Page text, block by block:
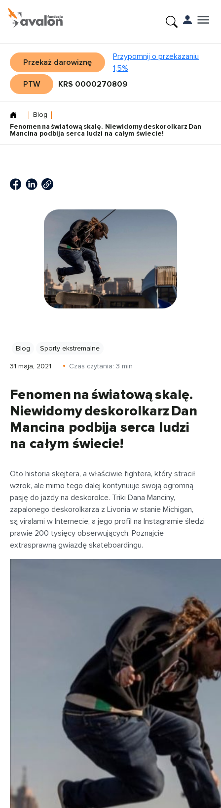
Przekaż darowiznę
Przypomnij o przekazaniu
1,5%
PTW
KRS 0000270809
Blog
Fenomen na światową skalę. Niewidomy deskorolkarz Dan
Mancina podbija serca ludzi na całym świecie!
Blog Sporty ekstremalne
31 maja, 2021 Czas czytania: 3 min
Fenomen na światową skalę.
Niewidomy deskorolkarz Dan
Mancina podbija serca ludzi
na całym świecie!
Oto historia skejtera, a właściwie fightera, który stracił
wzrok, ale mimo tego dalej kontynuuje swoją ogromną
pasję do jazdy na deskorolce. Triki Dana Manciny,
zapalonego deskorolkarza z Livonia w stanie Michigan,
są viralami w Internecie, a jego profil na Instagramie śledzi
prawie 200 tysięcy obserwujących. Poznajcie
extrasprawną gwiazdę skateboardingu.